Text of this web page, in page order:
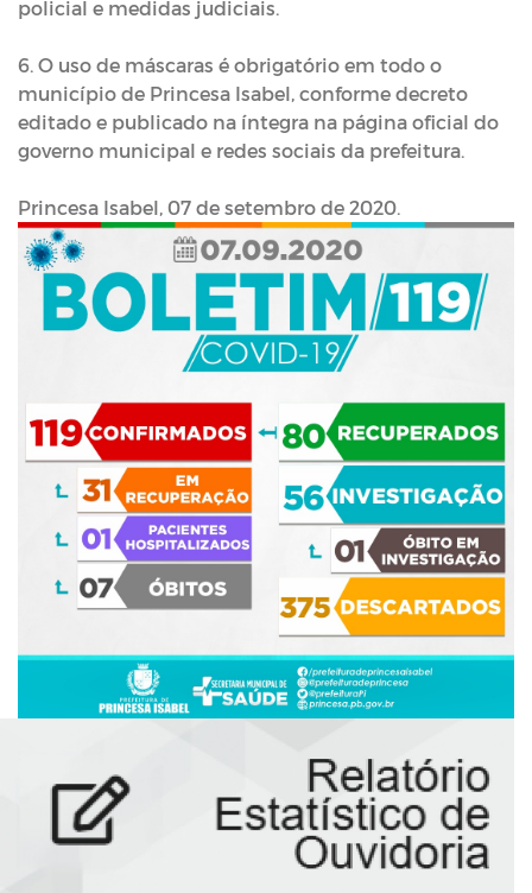
policial e medidas judiciais.
6. O uso de máscaras é obrigatório em todo o
município de Princesa Isabel, conforme decreto
editado e publicado na íntegra na página oficial do
governo municipal e redes sociais da prefeitura.
Princesa Isabel, 07 de setembro de 2020.